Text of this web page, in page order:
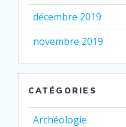
décembre 2019
novembre 2019
CATÉGORIES
Archéologie